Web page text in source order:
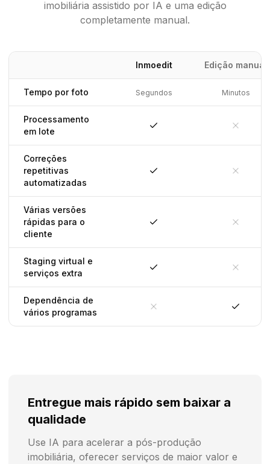
imobiliária assistido por IA e uma edição
completamente manual.
Inmoedit Edição manual
Tempo por foto Segundos Minutos
Processamento
em lote
Correções
repetitivas
automatizadas
Várias versões
rápidas para o
cliente
Staging virtual e
serviços extra
Dependência de
vários programas
Entregue mais rápido sem baixar a
qualidade
Use IA para acelerar a pós-produção
imobiliária, oferecer serviços de maior valor e